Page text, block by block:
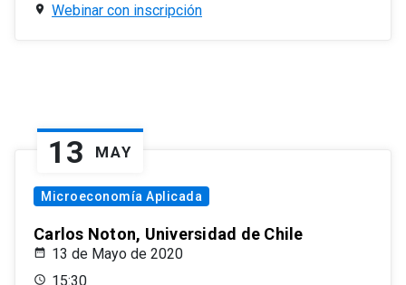
Webinar con inscripción
13 MAY
Microeconomía Aplicada
Carlos Noton, Universidad de Chile
13 de Mayo de 2020
15:30